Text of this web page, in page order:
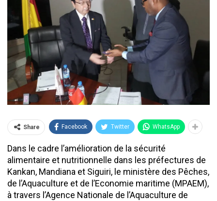
Share Facebook Twitter WhatsApp
Dans le cadre l’amélioration de la sécurité
alimentaire et nutritionnelle dans les préfectures de
Kankan, Mandiana et Siguiri, le ministère des Pêches,
de l’Aquaculture et de l’Economie maritime (MPAEM),
à travers l’Agence Nationale de l’Aquaculture de